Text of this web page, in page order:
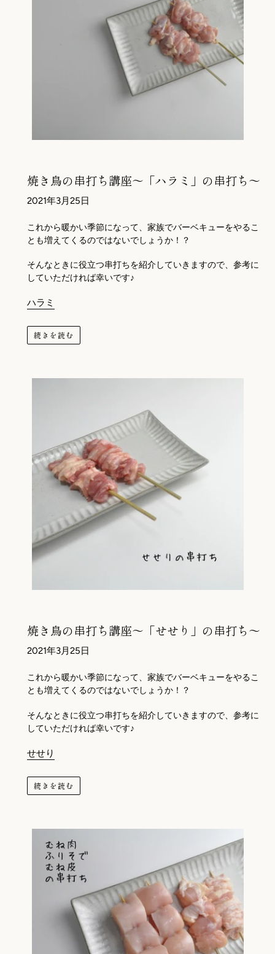
焼き鳥の串打ち講座～「ハラミ」の串打ち～
2021年3月25日
これから暖かい季節になって、家族でバーベキューをやるこ
とも増えてくるのではないでしょうか！？
そんなときに役立つ串打ちを紹介していきますので、参考に
していただければ幸いです♪
ハラミ
続きを読む
焼き鳥の串打ち講座～「せせり」の串打ち～
2021年3月25日
これから暖かい季節になって、家族でバーベキューをやるこ
とも増えてくるのではないでしょうか！？
そんなときに役立つ串打ちを紹介していきますので、参考に
していただければ幸いです♪
せせり
続きを読む